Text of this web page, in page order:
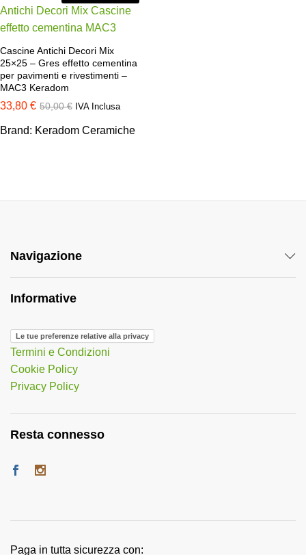
Cascine Antichi Decori Mix
25×25 – Gres effetto cementina
per pavimenti e rivestimenti –
MAC3 Keradom
33,80 € 50,00€ IVA Inclusa
Brand: Keradom Ceramiche
Navigazione
Informative
Le tue preferenze relative alla privacy
Termini e Condizioni
Cookie Policy
Privacy Policy
Resta connesso
Paga in tutta sicurezza con: